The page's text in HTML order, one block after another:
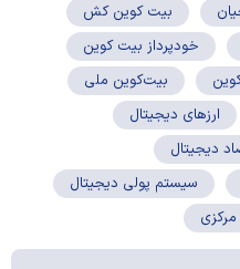
بیت کوین کش
خودپرداز بیت کوین
بیت‌کوین ملی
ارز‌های دیجیتال
دیجیتال
سیستم پولی دیجیتال
مرکزی